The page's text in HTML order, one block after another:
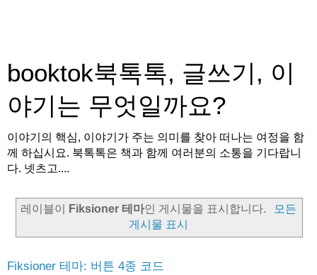
booktok북톡톡, 글쓰기, 이
야기는 무엇일까요?
이야기의 핵심, 이야기가 주는 의미를 찾아 떠나는 여정을 함
께 하십시요. 북톡톡은 책과 함께 여러분의 소통을 기다랍니
다. 넷츠고....
레이블이 Fiksioner 테마인 게시물을 표시합니다.
모든
게시물 표시
Fiksioner 테마: 버튼 4종 코드